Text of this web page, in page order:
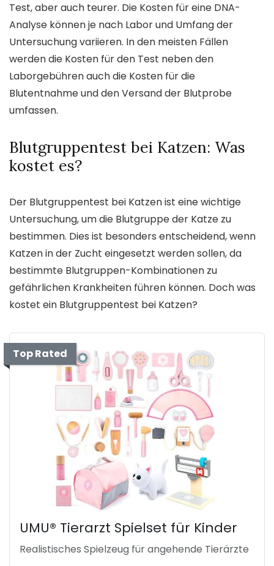
Test, aber auch teurer. Die Kosten für eine DNA-
Analyse können je nach Labor und Umfang der
Untersuchung variieren. In den meisten Fällen
werden die Kosten für den Test neben den
Laborgebühren auch die Kosten für die
Blutentnahme und den Versand der Blutprobe
umfassen.
Blutgruppentest bei Katzen: Was
kostet es?
Der Blutgruppentest bei Katzen ist eine wichtige
Untersuchung, um die Blutgruppe der Katze zu
bestimmen. Dies ist besonders entscheidend, wenn
Katzen in der Zucht eingesetzt werden sollen, da
bestimmte Blutgruppen-Kombinationen zu
gefährlichen Krankheiten führen können. Doch was
kostet ein Blutgruppentest bei Katzen?
Top Rated
UMU® Tierarzt Spielset für Kinder
Realistisches Spielzeug für angehende Tierärzte